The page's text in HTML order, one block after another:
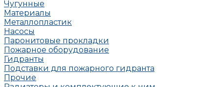
Чугунные
Материалы
Металлопластик
Насосы
Паронитовые прокладки
Пожарное оборудование
Гидранты
Подставки для пожарного гидранта
Прочие